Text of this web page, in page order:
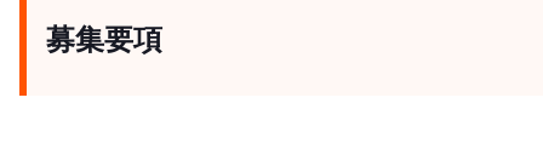
募集要項